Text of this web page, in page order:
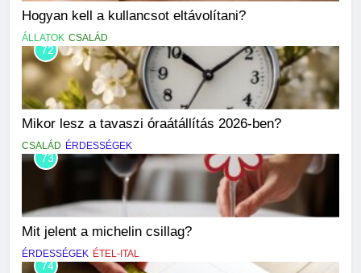
Hogyan kell a kullancsot eltávolítani?
ÁLLATOK CSALÁD
72
Mikor lesz a tavaszi óraátállítás 2026-ben?
CSALÁD ÉRDESSÉGEK
73
Mit jelent a michelin csillag?
ÉRDESSÉGEK ÉTEL-ITAL
74